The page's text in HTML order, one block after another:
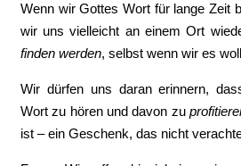
Wenn wir Gottes Wort für lange Zeit
wir uns vielleicht an einem Ort
finden werden, selbst wenn wir es
Wir dürfen uns daran erinnern,
Wort zu hören und davon zu
ist – ein Geschenk, das nicht